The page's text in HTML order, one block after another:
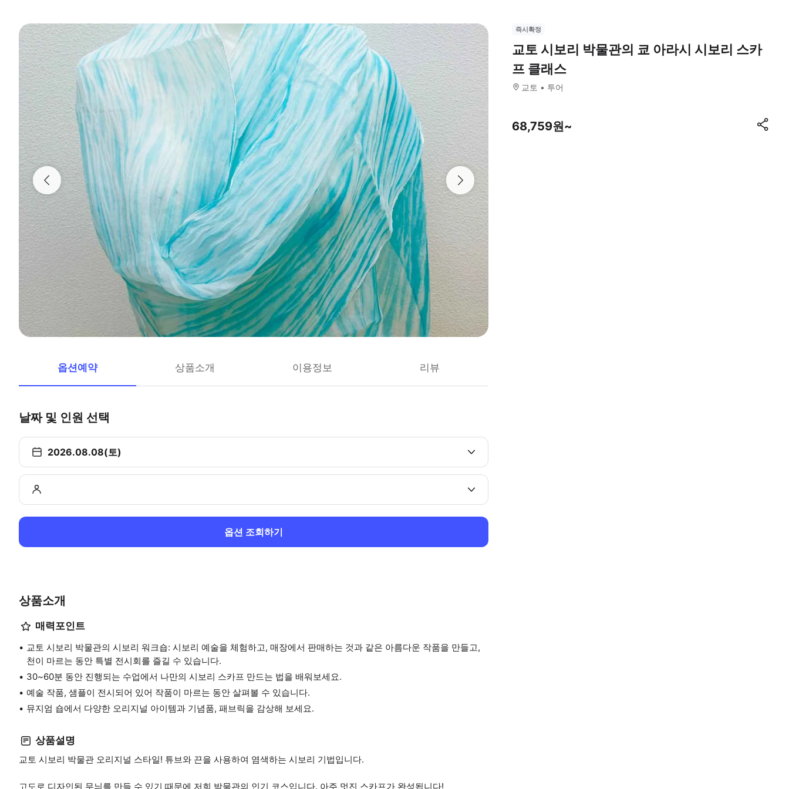
옵션예약 상품소개 이용정보 리뷰
날짜 및 인원 선택
2026.08.08(토)
옵션 조회하기
상품소개
매력포인트
교토 시보리 박물관의 시보리 워크숍: 시보리 예술을 체험하고, 매장에서 판매하는 것과 같은 아름다운 작품을 만들고,
천이 마르는 동안 특별 전시회를 즐길 수 있습니다.
30~60분 동안 진행되는 수업에서 나만의 시보리 스카프 만드는 법을 배워보세요.
예술 작품, 샘플이 전시되어 있어 작품이 마르는 동안 살펴볼 수 있습니다.
뮤지엄 숍에서 다양한 오리지널 아이템과 기념품, 패브릭을 감상해 보세요.
상품설명
교토 시보리 박물관 오리지널 스타일! 튜브와 끈을 사용하여 염색하는 시보리 기법입니다.
고도로 디자인된 무늬를 만들 수 있기 때문에 저희 박물관의 인기 코스입니다. 아주 멋진 스카프가 완성됩니다!
즉시확정
교토 시보리 박물관의 쿄 아라시 시보리 스카
프 클래스
교토 투어
68,759원~